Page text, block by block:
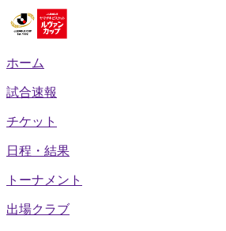
ホーム
試合速報
チケット
日程・結果
トーナメント
出場クラブ